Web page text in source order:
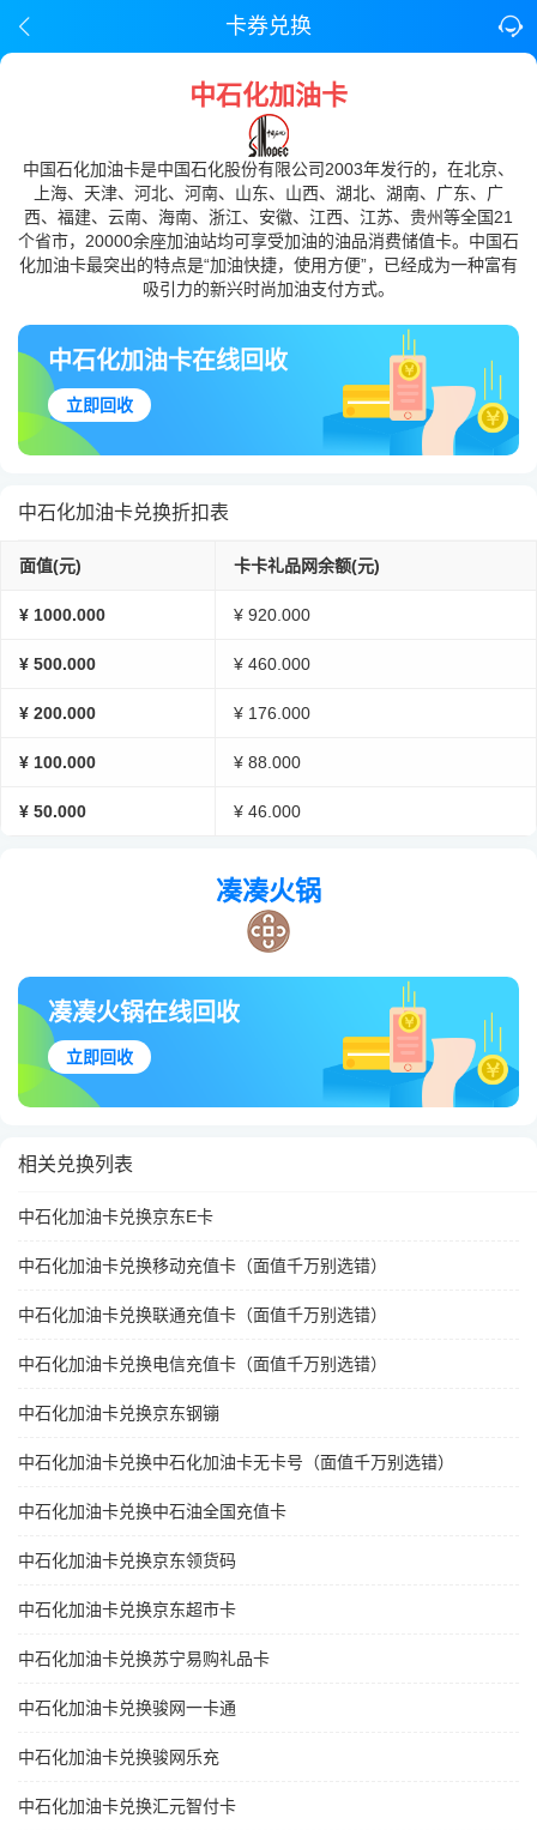
卡券兑换
中石化加油卡
中国石化加油卡是中国石化股份有限公司2003年发行的，在北京、
上海、天津、河北、河南、山东、山西、湖北、湖南、广东、广
西、福建、云南、海南、浙江、安徽、江西、江苏、贵州等全国21
个省市，20000余座加油站均可享受加油的油品消费储值卡。中国石
化加油卡最突出的特点是“加油快捷，使用方便”，已经成为一种富有
吸引力的新兴时尚加油支付方式。
中石化加油卡在线回收
立即回收
中石化加油卡兑换折扣表
面值(元) 卡卡礼品网余额(元)
¥ 1000.000 ¥ 920.000
¥ 500.000 ¥ 460.000
¥ 200.000 ¥ 176.000
¥ 100.000 ¥ 88.000
¥ 50.000 ¥ 46.000
凑凑火锅
凑凑火锅在线回收
立即回收
相关兑换列表
中石化加油卡兑换京东E卡
中石化加油卡兑换移动充值卡（面值千万别选错）
中石化加油卡兑换联通充值卡（面值千万别选错）
中石化加油卡兑换电信充值卡（面值千万别选错）
中石化加油卡兑换京东钢镚
中石化加油卡兑换中石化加油卡无卡号（面值千万别选错）
中石化加油卡兑换中石油全国充值卡
中石化加油卡兑换京东领货码
中石化加油卡兑换京东超市卡
中石化加油卡兑换苏宁易购礼品卡
中石化加油卡兑换骏网一卡通
中石化加油卡兑换骏网乐充
中石化加油卡兑换汇元智付卡